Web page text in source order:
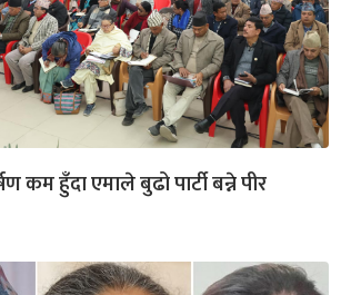
कम हुँदा एमाले बुढो पार्टी बन्ने पीर